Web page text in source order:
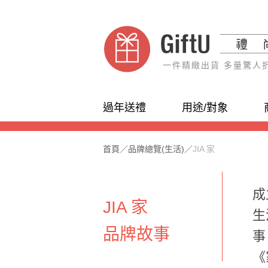
一件精緻出貨 多量驚人
過年送禮 用途/對象
首頁 ／品牌總覽(生活) ／JIA 家
JIA 家
品牌故事